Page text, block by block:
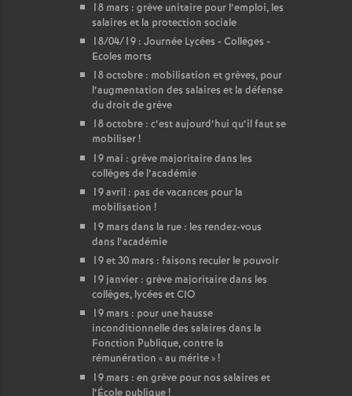
18 mars : grève unitaire pour l’emploi, les
salaires et la protection sociale
18/04/19 : Journée Lycées - Collèges -
Ecoles morts
18 octobre : mobilisation et grèves, pour
l’augmentation des salaires et la défense
du droit de grève
18 octobre : c’est aujourd’hui qu’il faut se
mobiliser!
19 mai : grève majoritaire dans les
collèges de l’académie
19 avril : pas de vacances pour la
mobilisation !
19 mars dans la rue : les rendez-vous
dans l’académie
19 et 30 mars : faisons reculer le pouvoir
19 janvier : grève majoritaire dans les
collèges, lycées et CIO
19 mars : pour une hausse
inconditionnelle des salaires dans la
Fonction Publique, contre la
rémunération «au mérite»!
19 mars : en grève pour nos salaires et